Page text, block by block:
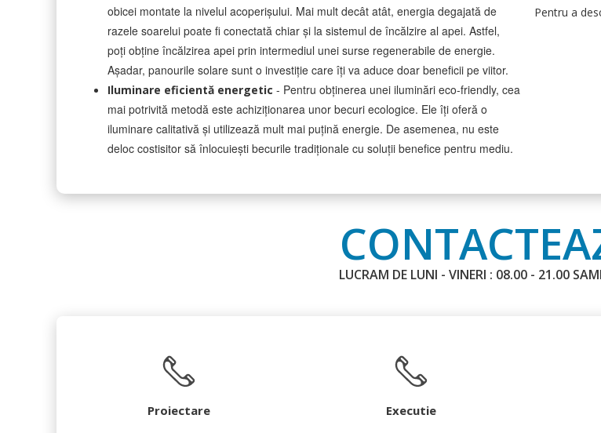
obicei montate la nivelul acoperișului. Mai mult decât atât, energia degajată de
razele soarelui poate fi conectată chiar și la sistemul de încălzire al apei. Astfel,
poți obține încălzirea apei prin intermediul unei surse regenerabile de energie.
Așadar, panourile solare sunt o investiție care îți va aduce doar beneficii pe viitor.
Iluminare eficientă energetic - Pentru obținerea unei iluminări eco-friendly, cea
mai potrivită metodă este achiziționarea unor becuri ecologice. Ele îți oferă o
iluminare calitativă și utilizează mult mai puțină energie. De asemenea, nu este
deloc costisitor să înlocuiești becurile tradiționale cu soluții benefice pentru mediu.
Pentru a
LUCRAM DE LUNI - VINERI : 08.00 - 21.00
Proiectare Executie